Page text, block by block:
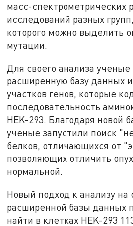
масс-спектрометрических
исследований разных
которого можно выделить
мутации.
Для своего анализа ученые
расширенную базу данных
участков генов, которые
последовательность
HEK-293. Благодаря новой
ученые запустили поиск
белков, отличающихся от
позволяющих отличить
нормальной.
Новый подход к анализу на
расширенной базы данных
найти в клетках HEK-293